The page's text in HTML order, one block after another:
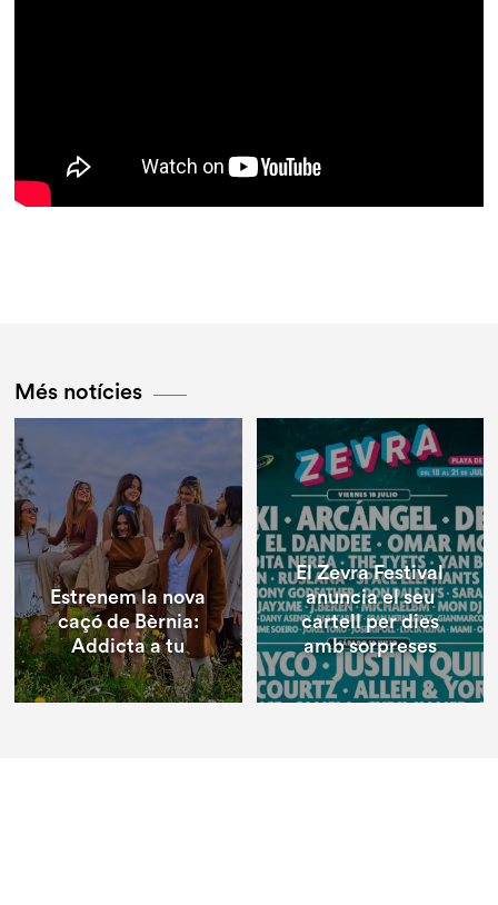
Més notícies
Estrenem la nova
caçó de Bèrnia:
Addicta a tu
El Zevra Festival
anuncia el seu
cartell per dies
amb sorpreses